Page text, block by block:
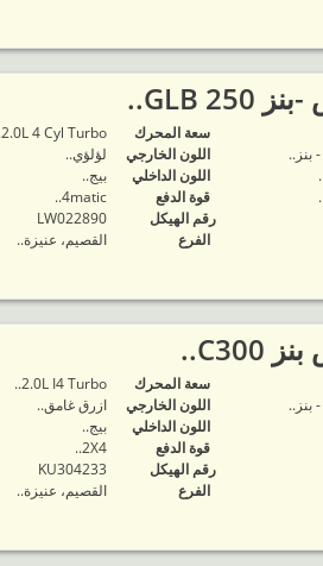
‬سعة المحرك
2.0L 4 Cyl Turbo..
اللون الخارجي
لؤلؤي..
اللون الداخلي
بيج..
قوة الدفع
4matic..
رقم الهيكل
LW022890
الفرع
القصيم، عنيزة..
‬سعة المحرك
2.0L I4 Turbo..
اللون الخارجي
ازرق غامق..
اللون الداخلي
بيج..
قوة الدفع
2X4..
رقم الهيكل
KU304233
الفرع
القصيم، عنيزة..